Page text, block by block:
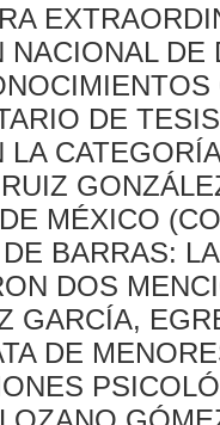
NACIONAL
DE
LA
MÉXICO
BARRAS:
DOS
GARCÍA,
DE